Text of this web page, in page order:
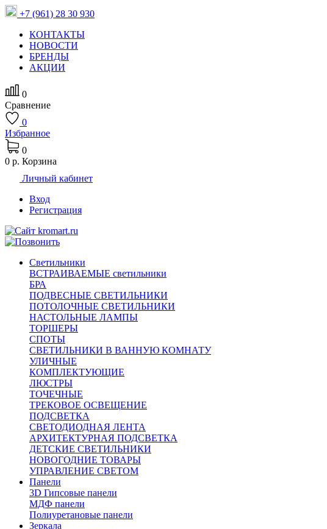
+7 (961) 28 30 930
КОНТАКТЫ
НОВОСТИ
БРЕНДЫ
АКЦИИ
0
Сравнение
0
Избранное
0
0 р. Корзина
Личный кабинет
Вход
Регистрация
Светильники
ВСТРАИВАЕМЫЕ светильники
БРА
ПОДВЕСНЫЕ СВЕТИЛЬНИКИ
ПОТОЛОЧНЫЕ СВЕТИЛЬНИКИ
НАСТОЛЬНЫЕ ЛАМПЫ
ТОРШЕРЫ
СПОТЫ
СВЕТИЛЬНИКИ В ВАННУЮ КОМНАТУ
УЛИЧНЫЕ
КОМПЛЕКТУЮЩИЕ
ЛЮСТРЫ
ТОЧЕЧНЫЕ
ТРЕКОВОЕ ОСВЕЩЕНИЕ
ПОДСВЕТКА
СВЕТОДИОДНАЯ ЛЕНТА
АРХИТЕКТУРНАЯ ПОДСВЕТКА
ДЕТСКИЕ СВЕТИЛЬНИКИ
НОВОГОДНИЕ ТОВАРЫ
УПРАВЛЕНИЕ СВЕТОМ
Панели
3D Гипсовые панели
МДФ панели
Полиуретановые панели
Зеркала